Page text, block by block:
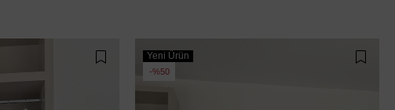
Yeni Ürün
%50